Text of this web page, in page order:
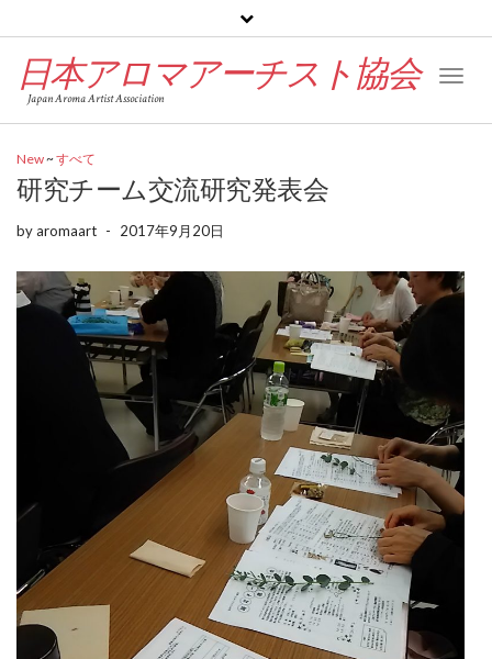
日本アロマアーチスト協会
Japan Aroma Artist Association
New~すべて
研究チーム交流研究発表会
byaromaart - 2017年9月20日